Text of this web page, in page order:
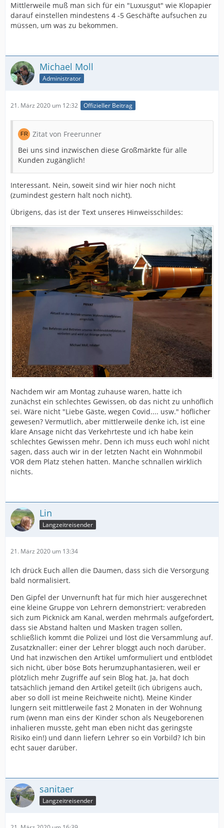
Mittlerweile muß man sich für ein "Luxusgut" wie Klopapier
darauf einstellen mindestens 4 -5 Geschäfte aufsuchen zu
müssen, um was zu bekommen.
Michael Moll
Administrator
21. März 2020 um 12:32 Offizieller Beitrag
Zitat von Freerunner
Bei uns sind inzwischen diese Großmärkte für alle
Kunden zugänglich!
Interessant. Nein, soweit sind wir hier noch nicht
(zumindest gestern halt noch nicht).
Übrigens, das ist der Text unseres Hinweisschildes:
Nachdem wir am Montag zuhause waren, hatte ich
zunächst ein schlechtes Gewissen, ob das nicht zu unhöflich
sei. Wäre nicht "Liebe Gäste, wegen Covid.... usw." höflicher
gewesen? Vermutlich, aber mittlerweile denke ich, ist eine
klare Ansage nicht das Verkehrteste und ich habe kein
schlechtes Gewissen mehr. Denn ich muss euch wohl nicht
sagen, dass auch wir in der letzten Nacht ein Wohnmobil
VOR dem Platz stehen hatten. Manche schnallen wirklich
nichts.
Lin
Langzeitreisender
21. März 2020 um 13:34
Ich drück Euch allen die Daumen, dass sich die Versorgung
bald normalisiert.
Den Gipfel der Unvernunft hat für mich hier ausgerechnet
eine kleine Gruppe von Lehrern demonstriert: verabreden
sich zum Picknick am Kanal, werden mehrmals aufgefordert,
dass sie Abstand halten und Masken tragen sollen,
schließlich kommt die Polizei und löst die Versammlung auf.
Zusatzknaller: einer der Lehrer bloggt auch noch darüber.
Und hat inzwischen den Artikel umformuliert und entblödet
sich nicht, über böse Bots herumzuphantasieren, weil er
plötzlich mehr Zugriffe auf sein Blog hat. Ja, hat doch
tatsächlich jemand den Artikel geteilt (ich übrigens auch,
aber so doll ist meine Reichweite nicht). Meine Kinder
lungern seit mittlerweile fast 2 Monaten in der Wohnung
rum (wenn man eins der Kinder schon als Neugeborenen
inhalieren musste, geht man eben nicht das geringste
Risiko ein!) und dann liefern Lehrer so ein Vorbild? Ich bin
echt sauer darüber.
sanitaer
Langzeitreisender